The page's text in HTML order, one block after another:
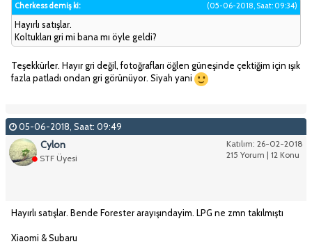
(05-06-2018, Saat: 09:34)
Cherkess demiş ki:
Hayırlı satışlar.
Koltukları gri mi bana mı öyle geldi?
Teşekkürler. Hayır gri değil, fotoğrafları öğlen güneşinde çektiğim için ışık
fazla patladı ondan gri görünüyor. Siyah yani
05-06-2018, Saat: 09:49
Katılım: 26-02-2018
215 Yorum | 12 Konu
Cylon
STF Üyesi
Hayırlı satışlar. Bende Forester arayışındayim. LPG ne zmn takılmıştı
Xiaomi & Subaru